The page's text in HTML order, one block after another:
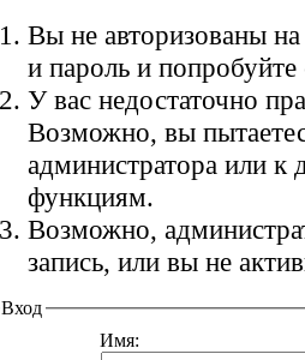
Вы не авторизованы
и пароль и
У вас недостаточно
Возможно, вы
администратора или
функциям.
Возможно,
запись, или вы не
Вход
Имя: